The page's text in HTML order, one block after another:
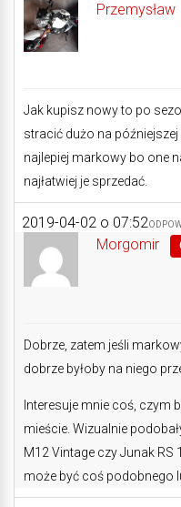
Przemysław
Jak kupisz nowy to po
stracić dużo na
najlepiej markowy bo one
najłatwiej je sprzedać.
2019-04-02 o 07:52
Morgomir
Dobrze, zatem jeśli
dobrze byłoby na niego
Interesuje mnie coś, czym
mieście. Wizualnie
M12 Vintage czy Junak
może być coś podobnego